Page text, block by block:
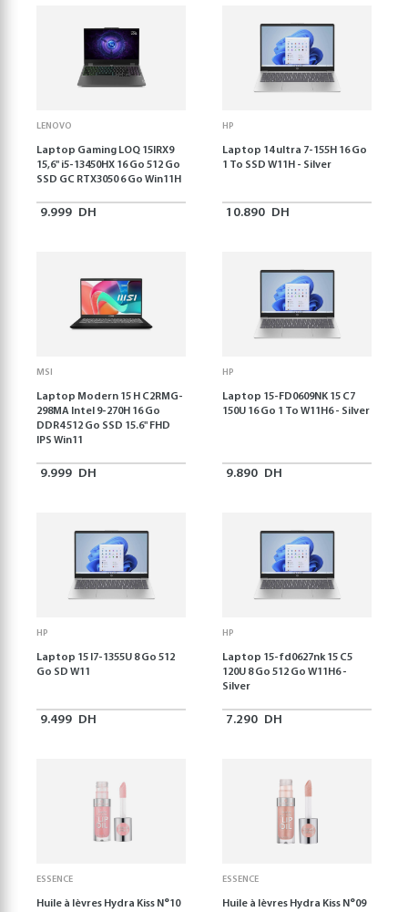
LENOVO
Laptop Gaming LOQ 15IRX9
15,6'' i5-13450HX 16 Go 512 Go
SSD GC RTX3050 6 Go Win11H
9.999 DH
HP
Laptop 14 ultra 7-155H 16 Go
1 To SSD W11H - Silver
10.890 DH
MSI
Laptop Modern 15 H C2RMG-
298MA Intel 9-270H 16 Go
DDR4 512 Go SSD 15.6" FHD
IPS Win11
9.999 DH
HP
Laptop 15-FD0609NK 15 C7
150U 16 Go 1 To W11H6 - Silver
9.890 DH
HP
Laptop 15 I7-1355U 8 Go 512
Go SD W11
9.499 DH
HP
Laptop 15-fd0627nk 15 C5
120U 8 Go 512 Go W11H6 -
Silver
7.290 DH
ESSENCE
Huile à lèvres Hydra Kiss N°10
ESSENCE
Huile à lèvres Hydra Kiss N°09